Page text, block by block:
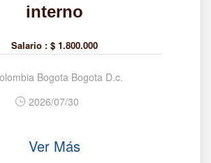
interno
Salario : $ 1.800.000
Bogota Bogota D.c.
2026/07/30
Ver Más